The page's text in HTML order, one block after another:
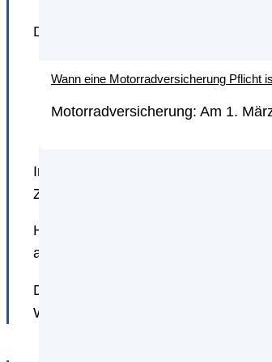
Wann eine Motorradversicherung Pflicht
Motorradversicherung: Am 1.
Die Neo-Bank bietet vier
N26Smart: 4,90 Euro monatlich
N26You: 9,90 Euro monatlich
In diese Kontomodelle fließen die
Zielgruppen richtet. Zunächst
Hier geht die Finanz-App unserer
anderen Seite haben Sie dennoch
Die Auswahl wirkt zudem nicht
Wahl zwischen einem